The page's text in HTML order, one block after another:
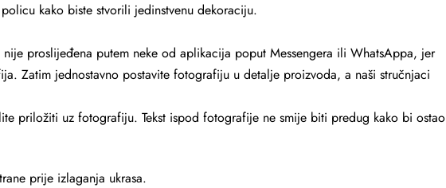
kako biste stvorili jedinstvenu dekoraciju.
proslijeđena putem neke od aplikacija poput Messengera ili WhatsAppa, jer
Zatim jednostavno postavite fotografiju u detalje proizvoda, a naši stručnjaci
priložiti uz fotografiju. Tekst ispod fotografije ne smije biti predug kako bi ostao
prije izlaganja ukrasa.